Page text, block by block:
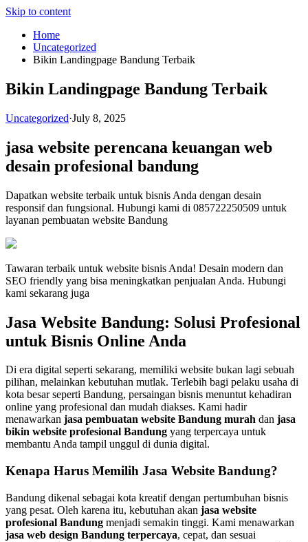
Skip to content
Home
Uncategorized
Bikin Landingpage Bandung Terbaik
Bikin Landingpage Bandung Terbaik
Uncategorized·July 8, 2025
jasa website perencana keuangan web
desain profesional bandung
Dapatkan website terbaik untuk bisnis Anda dengan desain
responsif dan fungsional. Hubungi kami di 085722250509 untuk
layanan pembuatan website Bandung
Tawaran terbaik untuk website bisnis Anda! Desain modern dan
SEO friendly yang bisa meningkatkan penjualan Anda. Hubungi
kami sekarang juga
Jasa Website Bandung: Solusi Profesional
untuk Bisnis Online Anda
Di era digital seperti sekarang, memiliki website bukan lagi sebuah
pilihan, melainkan kebutuhan mutlak. Terlebih bagi pelaku usaha di
kota besar seperti Bandung, persaingan bisnis menuntut kehadiran
online yang profesional dan mudah diakses. Kami hadir
menawarkan jasa pembuatan website Bandung murah dan jasa
bikin website profesional Bandung yang terpercaya untuk
membantu Anda tampil unggul di dunia digital.
Kenapa Harus Memilih Jasa Website Bandung?
Bandung dikenal sebagai kota kreatif dengan pertumbuhan bisnis
yang pesat. Oleh karena itu, kebutuhan akan jasa website
profesional Bandung menjadi semakin tinggi. Kami menawarkan
jasa web design Bandung terpercaya, cepat, dan sesuai